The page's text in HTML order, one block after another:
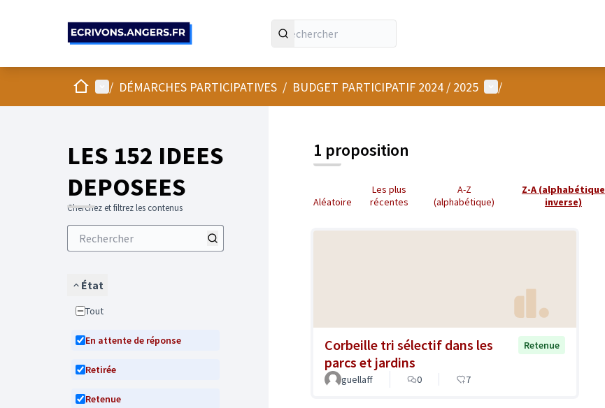
AccueilMenu principal
/ DÉMARCHES PARTICIPATIVES / BUDGET PARTICIPATIF 2024 / 2025 Menu utilisateur
/
LES 152 IDEES
DEPOSEES
Cherchez et filtrez les contenus
État
Tout
En attente de réponse
Retirée
Retenue
1 proposition
Aléatoire
Les plus
récentes
A-Z
(alphabétique)
Z-A (alphabétique
inverse)
Corbeille tri sélectif dans les
parcs et jardins
Retenue
guellaff 0 7